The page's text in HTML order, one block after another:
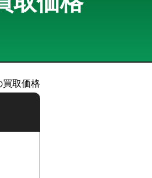
買取価格